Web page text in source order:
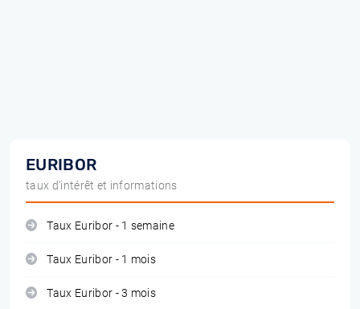
EURIBOR
taux d'intérêt et informations
Taux Euribor - 1 semaine
Taux Euribor - 1 mois
Taux Euribor - 3 mois